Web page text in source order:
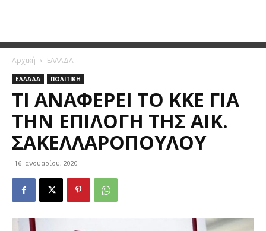
Αρχική ΕΛΛΑΔΑ
ΕΛΛΑΔΑ ΠΟΛΙΤΙΚΗ
ΤΙ ΑΝΑΦΈΡΕΙ ΤΟ ΚΚΕ ΓΙΑ
ΤΗΝ ΕΠΙΛΟΓΉ ΤΗΣ ΑΙΚ.
ΣΑΚΕΛΛΑΡΟΠΟΎΛΟΥ
16 Ιανουαρίου, 2020